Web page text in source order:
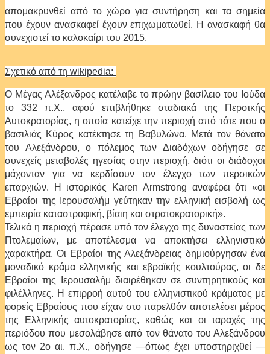
απομακρυνθεί από το χώρο για συντήρηση και τα σημεία
που έχουν ανασκαφεί έχουν επιχωματωθεί. Η ανασκαφή θα
συνεχιστεί το καλοκαίρι του 2015.
Σχετικό από τη wikipedia:
Ο Μέγας Αλέξανδρος κατέλαβε το πρώην βασίλειο του Ιούδα
το 332 π.Χ., αφού επιβλήθηκε σταδιακά της Περσικής
Αυτοκρατορίας, η οποία κατείχε την περιοχή από τότε που ο
βασιλιάς Κύρος κατέκτησε τη Βαβυλώνα. Μετά τον θάνατο
του Αλεξάνδρου, ο πόλεμος των Διαδόχων οδήγησε σε
συνεχείς μεταβολές ηγεσίας στην περιοχή, διότι οι διάδοχοι
μάχονταν για να κερδίσουν τον έλεγχο των περσικών
επαρχιών. Η ιστορικός Karen Armstrong αναφέρει ότι «οι
Εβραίοι της Ιερουσαλήμ γεύτηκαν την ελληνική εισβολή ως
εμπειρία καταστροφική, βίαιη και στρατοκρατορική».
Τελικά η περιοχή πέρασε υπό τον έλεγχο της δυναστείας των
Πτολεμαίων, με αποτέλεσμα να αποκτήσει ελληνιστικό
χαρακτήρα. Οι Εβραίοι της Αλεξάνδρειας δημιούργησαν ένα
μοναδικό κράμα ελληνικής και εβραϊκής κουλτούρας, οι δε
Εβραίοι της Ιερουσαλήμ διαιρέθηκαν σε συντηρητικούς και
φιλέλληνες. Η επιρροή αυτού του ελληνιστικού κράματος με
φορείς Εβραίους που είχαν στο παρελθόν αποτελέσει μέρος
της Ελληνικής αυτοκρατορίας, καθώς και οι ταραχές της
περιόδου που μεσολάβησε από τον θάνατο του Αλεξάνδρου
ως τον 2ο αι. π.Χ., οδήγησε ―όπως έχει υποστηριχθεί ―